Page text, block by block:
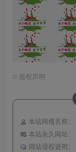
© 版权声明
本站网络名称：
本站永久网址：
网站侵权说明：